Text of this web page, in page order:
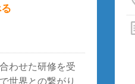
わせた研修を受
世界との繋がり